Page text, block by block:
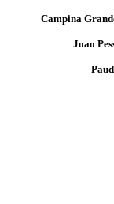
Campina
Joao